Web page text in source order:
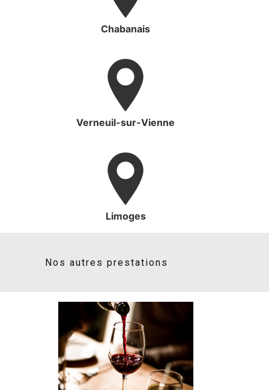
Chabanais
Verneuil-sur-Vienne
Limoges
Nos autres prestations